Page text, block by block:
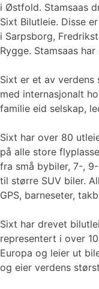
i Østfold. Stamsaas
Sixt Bilutleie. Disse
i Sarpsborg,
Rygge. Stamsaas
Sixt er et av verdens
med internasjonalt
familie eid selskap,
Sixt har over 80
på alle store
fra små bybiler, 7-,
til større SUV biler.
GPS, barneseter,
Sixt har drevet
representert i over
Europa og leier ut
og eier verdens